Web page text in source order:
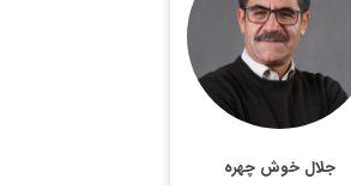
جلال خوش چهره
مسائل بین‌الملل
اطلاعات بیشتر